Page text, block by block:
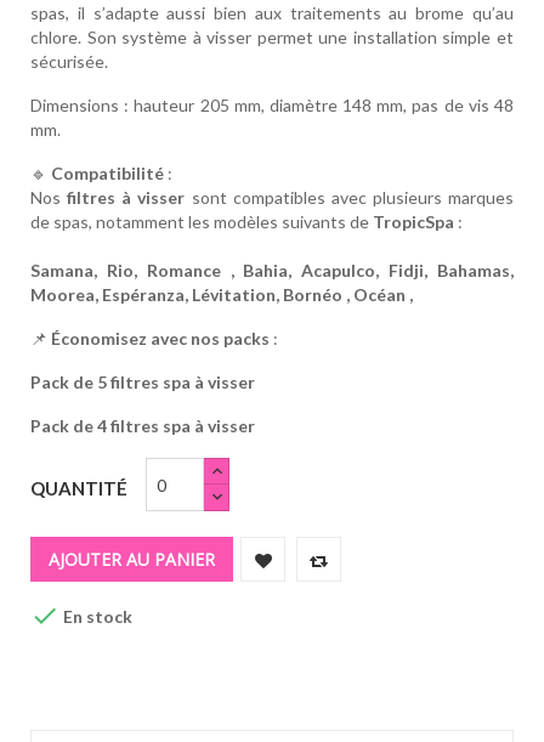
spas, il s’adapte aussi bien aux traitements au brome qu’au
chlore. Son système à visser permet une installation simple et
sécurisée.
Dimensions : hauteur 205 mm, diamètre 148 mm, pas de vis 48
mm.
🔹 Compatibilité :
Nosfiltres à visser sont compatibles avec plusieurs marques
de spas, notamment les modèles suivants de TropicSpa :
Samana, Rio, Romance , Bahia, Acapulco, Fidji, Bahamas,
Moorea, Espéranza, Lévitation, Bornéo , Océan ,
📌 Économisez avec nos packs :
Pack de 5 filtres spa à visser
Pack de 4 filtres spa à visser
QUANTITÉ
AJOUTER AU PANIER
 En stock